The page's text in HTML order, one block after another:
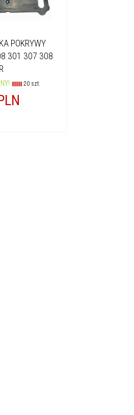
POKRYWY
301 307 308
20 szt.